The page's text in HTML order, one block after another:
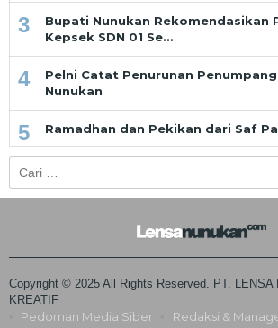
3
Bupati Nunukan Rekomendasikan
Kepsek SDN 01 Se…
4
Pelni Catat Penurunan
Nunukan
5 Ramadhan dan Pekikan dari Saf
untuk:
Copyright © 2025 All Rights Reserved. PT. LENSA
KREATIF
Pedoman Media Siber Redaksi &